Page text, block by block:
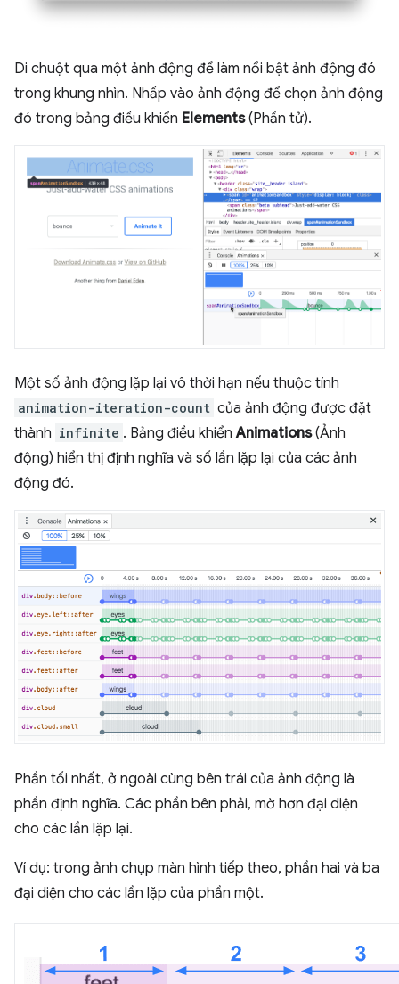
Di chuột qua một ảnh động để làm nổi bật ảnh động đó
trong khung nhìn. Nhấp vào ảnh động để chọn ảnh động
đó trong bảng điều khiển Elements(Phần tử).
Một số ảnh động lặp lại vô thời hạn nếu thuộc tính
animation-iteration-count của ảnh động được đặt
thành infinite . Bảng điều khiểnAnimations(Ảnh
động) hiển thị định nghĩa và số lần lặp lại của các ảnh
động đó.
Phần tối nhất, ở ngoài cùng bên trái của ảnh động là
phần định nghĩa. Các phần bên phải, mờ hơn đại diện
cho các lần lặp lại.
Ví dụ: trong ảnh chụp màn hình tiếp theo, phần hai và ba
đại diện cho các lần lặp của phần một.